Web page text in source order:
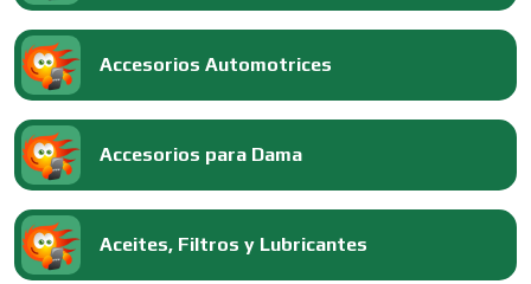
Accesorios Automotrices
Accesorios para Dama
Aceites, Filtros y Lubricantes